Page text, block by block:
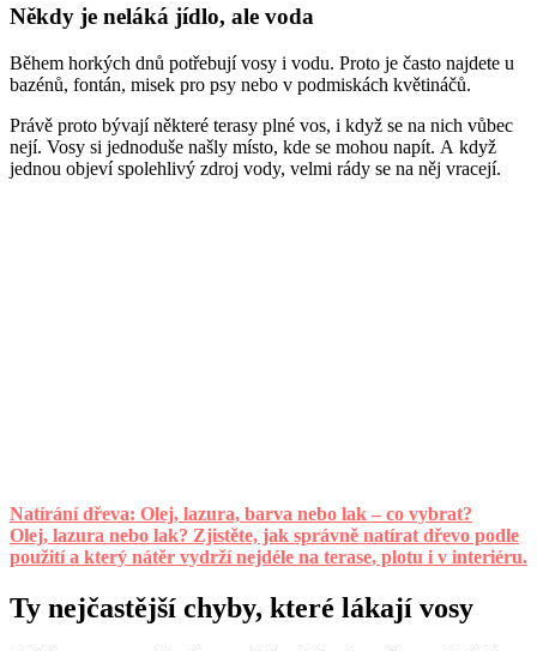
Někdy je neláká jídlo, ale voda
Během horkých dnů potřebují vosy i vodu. Proto je často najdete u
bazénů, fontán, misek pro psy nebo v podmiskách květináčů.
Právě proto bývají některé terasy plné vos, i když se na nich vůbec
nejí. Vosy si jednoduše našly místo, kde se mohou napít. A když
jednou objeví spolehlivý zdroj vody, velmi rády se na něj vracejí.
Natírání dřeva: Olej, lazura, barva nebo lak – co vybrat?
Olej, lazura nebo lak? Zjistěte, jak správně natírat dřevo podle
použití a který nátěr vydrží nejdéle na terase, plotu i v interiéru.
Ty nejčastější chyby, které lákají vosy